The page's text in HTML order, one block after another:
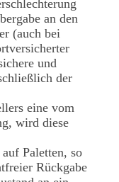
an den
(auch bei
und
der
eine vom
wird diese
Paletten, so
Rückgabe